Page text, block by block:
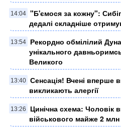
14:04
"Б'ємося за кожну":
дедалі складніше
13:54
Рекордно обмілілий
унікального
Великого
13:40
Сенсація! Вчені вперше
викликають алергії
13:26
Цинічна схема: Чоловік
військового майже 2 млн